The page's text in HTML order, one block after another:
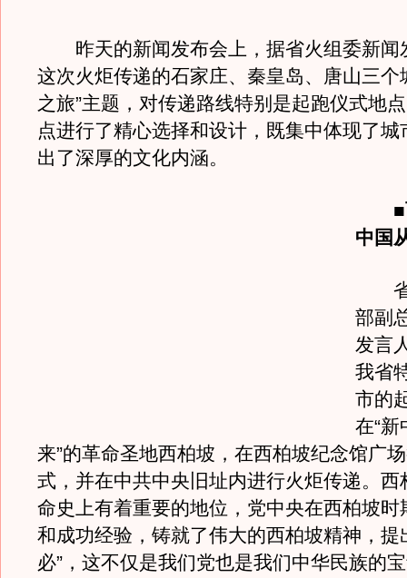
昨天的新闻发布会上，据省火组委新闻
这次火炬传递的石家庄、秦皇岛、唐山三个
之旅”主题，对传递路线特别是起跑仪式地
点进行了精心选择和设计，既集中体现了城
出了深厚的文化内涵。
中国
省
部副
发言
我省
市的
在“
来”的革命圣地西柏坡，在西柏坡纪念馆广
式，并在中共中央旧址内进行火炬传递。西
命史上有着重要的地位，党中央在西柏坡时
和成功经验，铸就了伟大的西柏坡精神，提
必”，这不仅是我们党也是我们中华民族的